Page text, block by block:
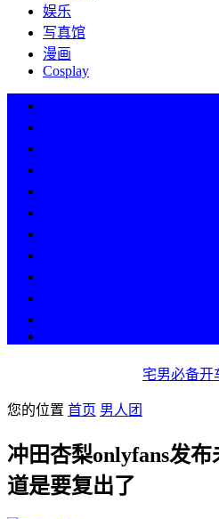
娱乐
写真馆
漫画
Cosplay
宅男必备开
您的位置 首页 男人团
冲田杏梨onlyfans发
道是要复出了